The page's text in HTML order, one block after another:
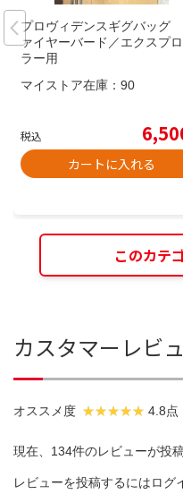
プロヴィデンスギグバッグ
ァイヤーバード／エクスプ
ラー用
マイストア在庫： 90
税込
カートに入れる
このカテ
カスタマーレビ
オススメ度 4.8点
現在、134件のレビューが投
レビューを投稿するにはログ